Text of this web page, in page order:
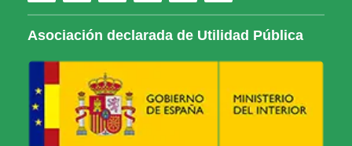
Asociación declarada de Utilidad Pública